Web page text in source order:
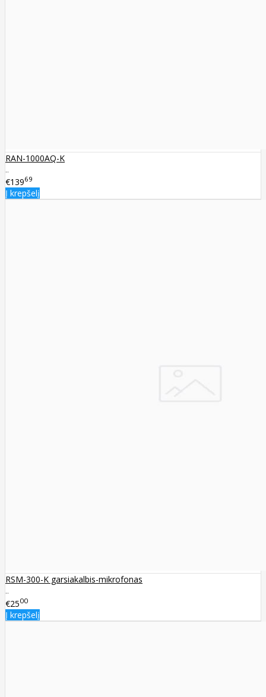
RAN-1000AQ-K
..
€13969
Į krepšelį
RSM-300-K garsiakalbis-mikrofonas
..
€2500
Į krepšelį